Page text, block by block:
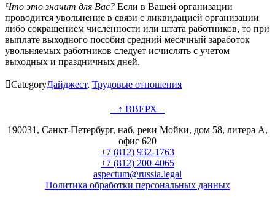
Что это значит для Вас? Если в Вашей организации
проводится увольнение в связи с ликвидацией организации
либо сокращением численности или штата работников, то при
выплате выходного пособия средний месячный заработок
увольняемых работников следует исчислять с учетом
выходных и праздничных дней.
CategoryДайджест, Трудовые отношения
– ↑ ВВЕРХ –
190031, Санкт-Петербург, наб. реки Мойки, дом 58, литера А,
офис 620
+7 (812) 932-1763
+7 (812) 200-4065
aspectum@russia.legal
Политика обработки персональных данных